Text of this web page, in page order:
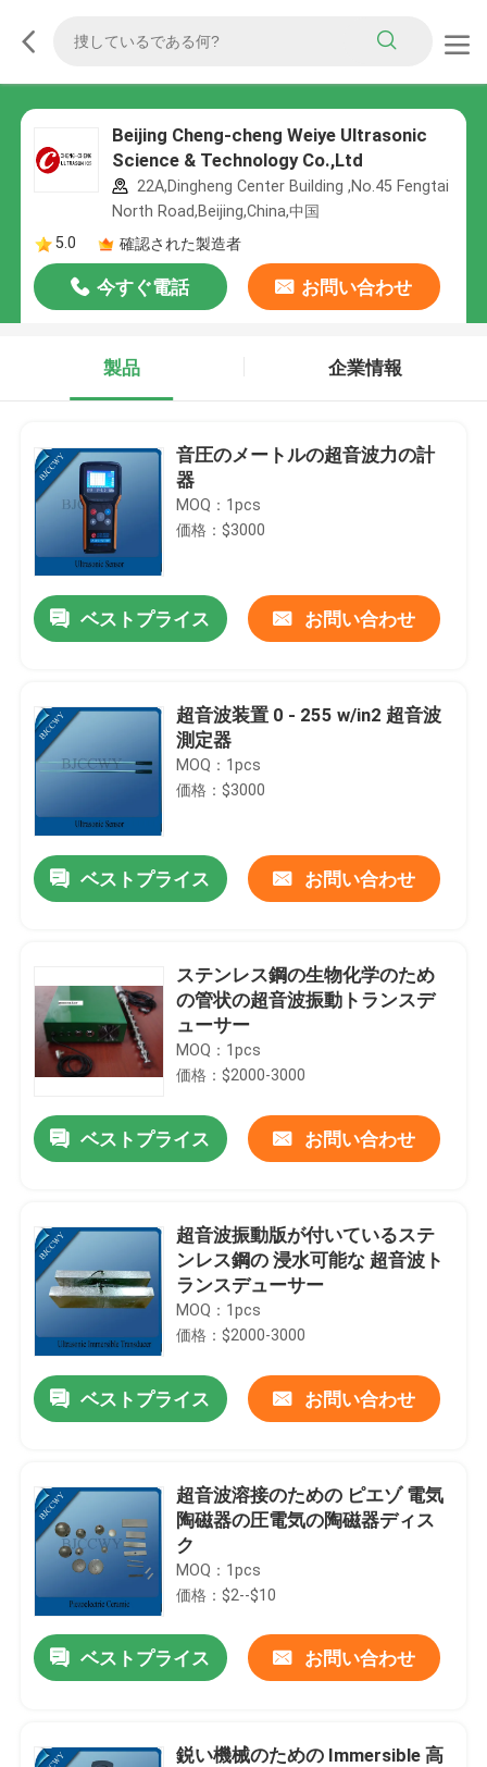
Beijing Cheng-cheng Weiye Ultrasonic
Science & Technology Co.,Ltd
22A,Dingheng Center Building ,No.45 Fengtai
North Road,Beijing,China,中国
5.0
確認された製造者
今すぐ電話 お問い合わせ
製品 企業情報
音圧のメートルの超音波力の計
器
MOQ：1pcs
価格：$3000
ベストプライス お問い合わせ
超音波装置 0 - 255 w/in2 超音波
測定器
MOQ：1pcs
価格：$3000
ベストプライス お問い合わせ
ステンレス鋼の生物化学のため
の管状の超音波振動トランスデ
ューサー
MOQ：1pcs
価格：$2000-3000
ベストプライス お問い合わせ
超音波振動版が付いているステ
ンレス鋼の 浸水可能な 超音波ト
ランスデューサー
MOQ：1pcs
価格：$2000-3000
ベストプライス お問い合わせ
超音波溶接のための ピエゾ 電気
陶磁器の圧電気の陶磁器ディス
ク
MOQ：1pcs
価格：$2--$10
ベストプライス お問い合わせ
鋭い機械のための Immersible 高